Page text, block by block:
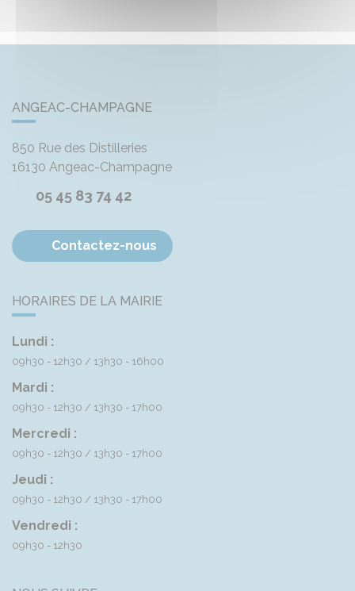
ANGEAC-CHAMPAGNE
850 Rue des Distilleries
16130 Angeac-Champagne
05 45 83 74 42
Contactez-nous
HORAIRES DE LA MAIRIE
Lundi :
09h30 - 12h30 13h30 - 16h00
Mardi :
09h30 - 12h30 13h30 - 17h00
Mercredi :
09h30 - 12h30 13h30 - 17h00
Jeudi :
09h30 - 12h30 13h30 - 17h00
Vendredi :
09h30 - 12h30